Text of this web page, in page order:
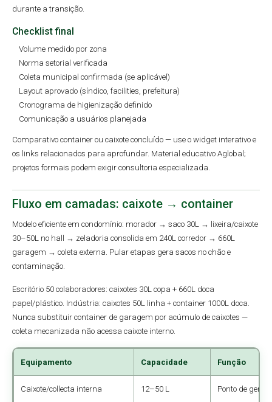
durante a transição.
Checklist final
Volume medido por zona
Norma setorial verificada
Coleta municipal confirmada (se aplicável)
Layout aprovado (síndico, facilities, prefeitura)
Cronograma de higienização definido
Comunicação a usuários planejada
Comparativo container ou caixote concluído — use o widget interativo e
os links relacionados para aprofundar. Material educativo Aglobal;
projetos formais podem exigir consultoria especializada.
Fluxo em camadas: caixote → container
Modelo eficiente em condomínio: morador → saco 30L → lixeira/caixote
30–50L no hall → zeladoria consolida em 240L corredor → 660L
garagem → coleta externa. Pular etapas gera sacos no chão e
contaminação.
Escritório 50 colaboradores: caixotes 30L copa + 660L doca
papel/plástico. Indústria: caixotes 50L linha + container 1000L doca.
Nunca substituir container de garagem por acúmulo de caixotes —
coleta mecanizada não acessa caixote interno.
Equipamento Capacidade Função
Caixote/collecta interna 12–50 L Ponto de